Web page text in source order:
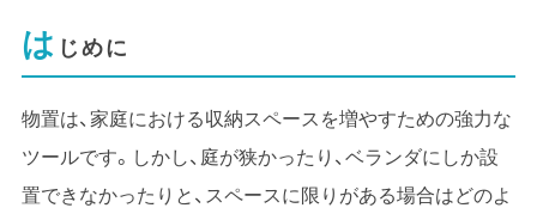
は じめに
物置は、家庭における収納スペースを増やすための強力な
ツールです。しかし、庭が狭かったり、ベランダにしか設
置できなかったりと、スペースに限りがある場合はどのよ